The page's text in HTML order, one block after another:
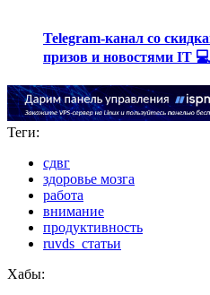
Telegram-канал со
призов и новостями IT 💻
Теги:
сдвг
здоровье мозга
работа
внимание
продуктивность
ruvds_статьи
Хабы: